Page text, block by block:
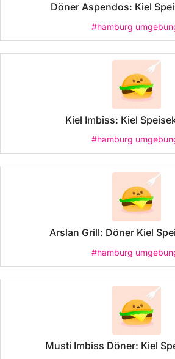
Döner Aspendos: Kiel
#hamburg
Kiel Imbiss: Kiel
#hamburg
Arslan Grill: Döner Kiel
#hamburg
Musti Imbiss Döner: Kiel